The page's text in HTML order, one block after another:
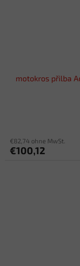
motokros přilba
€82,74 ohne MwSt.
€100,12